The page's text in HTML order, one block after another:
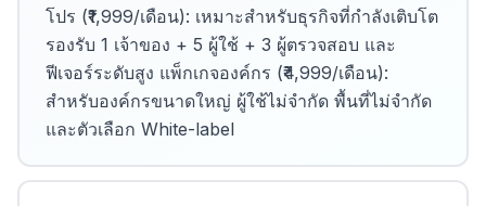
โปร (₹1,999/เดือน): เหมาะสำหรับธุรกิจที่กำลังเติบโต
รองรับ 1 เจ้าของ + 5 ผู้ใช้ + 3 ผู้ตรวจสอบ และ
ฟีเจอร์ระดับสูง แพ็กเกจองค์กร (₹4,999/เดือน):
สำหรับองค์กรขนาดใหญ่ ผู้ใช้ไม่จำกัด พื้นที่ไม่จำกัด
และตัวเลือก White-label